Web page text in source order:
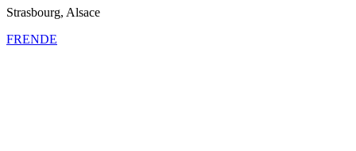
Strasbourg, Alsace
FRENDE